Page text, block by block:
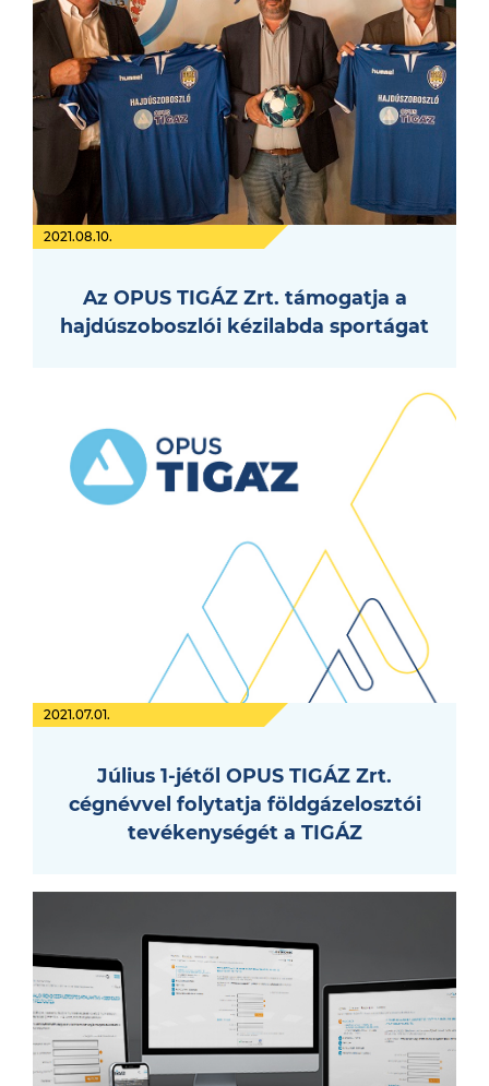
2021.08.10.
Az OPUS TIGÁZ Zrt. támogatja a
hajdúszoboszlói kézilabda sportágat
2021.07.01.
Július 1-jétől OPUS TIGÁZ Zrt.
cégnévvel folytatja földgázelosztói
tevékenységét a TIGÁZ